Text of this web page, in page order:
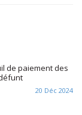
de paiement des
20 Déc 2024